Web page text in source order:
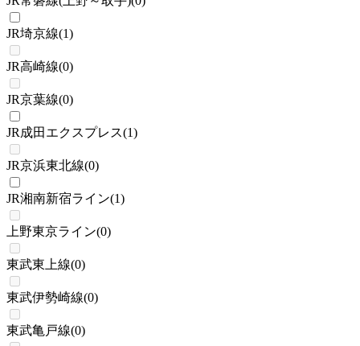
JR埼京線(1)
JR高崎線(0)
JR京葉線(0)
JR成田エクスプレス(1)
JR京浜東北線(0)
JR湘南新宿ライン(1)
上野東京ライン(0)
東武東上線(0)
東武伊勢崎線(0)
東武亀戸線(0)